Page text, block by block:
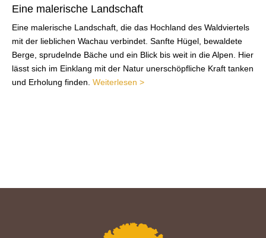
Eine malerische Landschaft
Eine malerische Landschaft, die das Hochland des Waldviertels
mit der lieblichen Wachau verbindet. Sanfte Hügel, bewaldete
Berge, sprudelnde Bäche und ein Blick bis weit in die Alpen. Hier
lässt sich im Einklang mit der Natur unerschöpfliche Kraft tanken
und Erholung finden. Weiterlesen >